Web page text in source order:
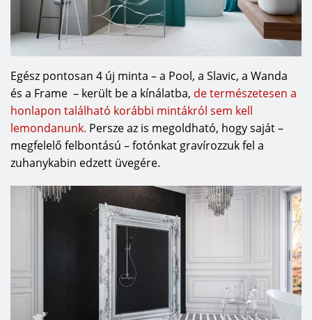
Egész pontosan 4 új minta – a Pool, a Slavic, a Wanda
és a Frame – került be a kínálatba, de természetesen a
honlapon található korábbi mintákról sem kell
lemondanunk. Persze az is megoldható, hogy saját –
megfelelő felbontású – fotónkat gravírozzuk fel a
zuhanykabin edzett üvegére.